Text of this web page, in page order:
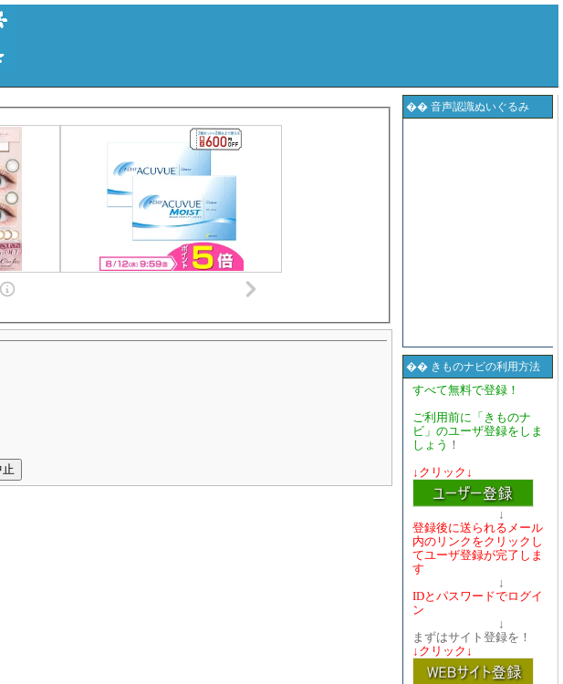
�� 音声認識ぬいぐるみ
�� きものナビの利用方法
すべて無料で登録！
ご利用前に「きものナ
ビ」のユーザ登録をしま
しょう ！
↓クリック↓
↓
登録後に送られるメール
内のリンクをクリックし
てユーザ登録が完了しま
す
↓
IDとパスワードでログイ
ン
↓
まずはサイト登録を！
↓クリック↓